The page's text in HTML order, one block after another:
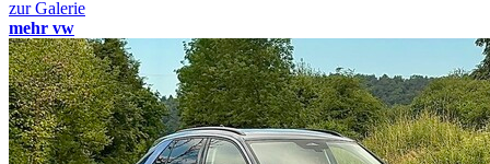
zur Galerie
mehr vw